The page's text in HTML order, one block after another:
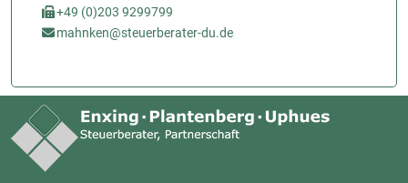
+49 (0)203 9299799
mahnken@steuerberater-du.de